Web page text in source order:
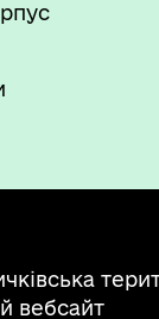
вебсайт